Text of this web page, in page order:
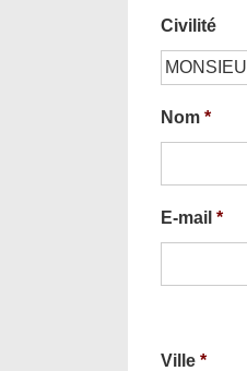
Civilité
Nom *
E-mail *
Ville *